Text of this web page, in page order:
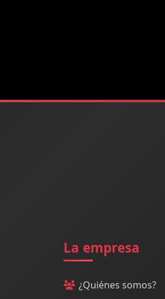
La empresa
¿Quiénes somos?